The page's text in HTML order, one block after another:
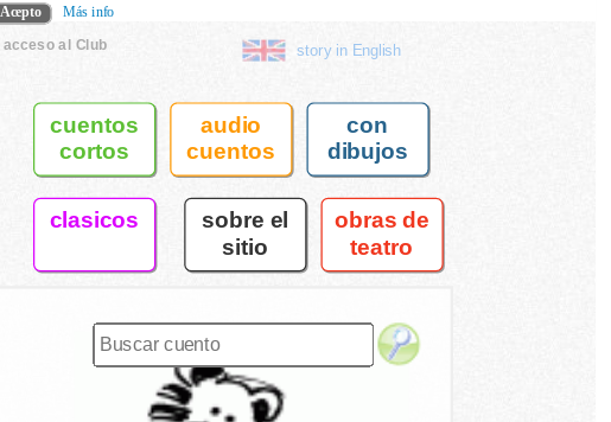
acceso al Club story in English
cuentos
cortos
audio
cuentos
con
dibujos
clasicos sobre el
sitio
obras de
teatro
Acepto Más info